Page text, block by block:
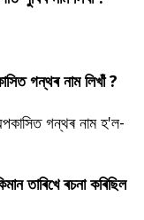
গন্থৰ নাম লিখাঁ ?
গন্থৰ নাম হ'ল-
তাৰিখে ৰচনা কৰিছিল